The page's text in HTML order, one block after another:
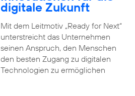
digitale Zukunft
Mit dem Leitmotiv „Ready for Next“
unterstreicht das Unternehmen
seinen Anspruch, den Menschen
den besten Zugang zu digitalen
Technologien zu ermöglichen